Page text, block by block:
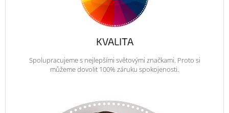
KVALITA
Spolupracujeme s nejlepšími světovými značkami. Proto si
můžeme dovolit 100% záruku spokojenosti.